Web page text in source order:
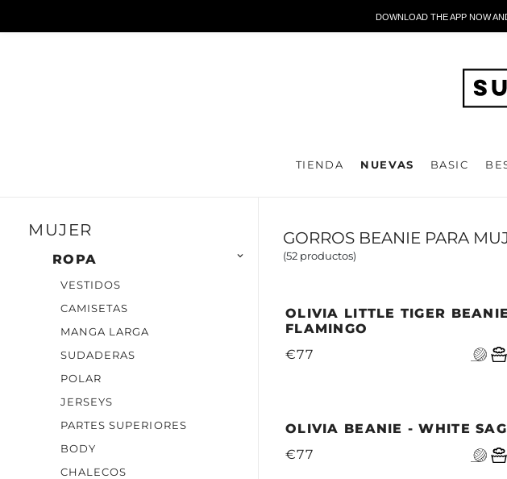
DOWNLOAD THE APP NOW
TIENDA NUEVAS BASIC
MUJER
ROPA 
VESTIDOS
CAMISETAS
MANGA LARGA
SUDADERAS
POLAR
JERSEYS
PARTES SUPERIORES
BODY
CHALECOS
GORROS BEANIE PARA
(52 productos)
OLIVIA LITTLE TIGER
FLAMINGO
€77
OLIVIA BEANIE - WHITE
€77